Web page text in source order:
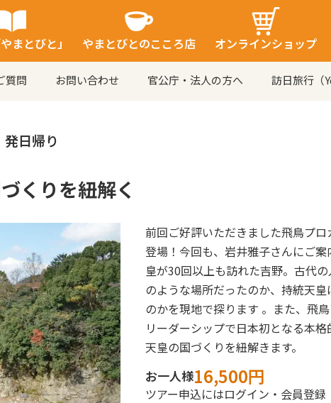
まとびと」 やまとびとのこころ店 オンラインショップ
質問 お問い合わせ 官公庁・法人の方へ 訪日旅行（
発日帰り
くりを紐解く
前回ご好評いただきました飛鳥プ
登場！今回も、岩井雅子さんにご
皇が30回以上も訪れた吉野。古代
のような場所だったのか、持統天
のかを現地で探ります 。また、飛
リーダーシップで日本初となる本
天皇の国づくりを紐解きます。
お一人様16,500円
ツアー申込にはログイン・会員登録